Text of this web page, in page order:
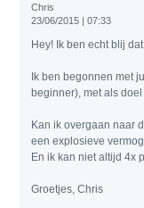
Chris
23/06/2015 | 07:33
Hey! Ik ben echt blij
Ik ben begonnen met
beginner), met als
Kan ik overgaan naar
een explosieve
En ik kan niet altijd 4x
Groetjes, Chris